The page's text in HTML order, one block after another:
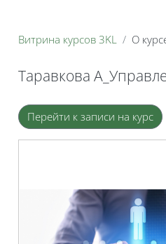
Витрина курсов 3KL О
Таравкова
Блоки
Перейти к записи на курс